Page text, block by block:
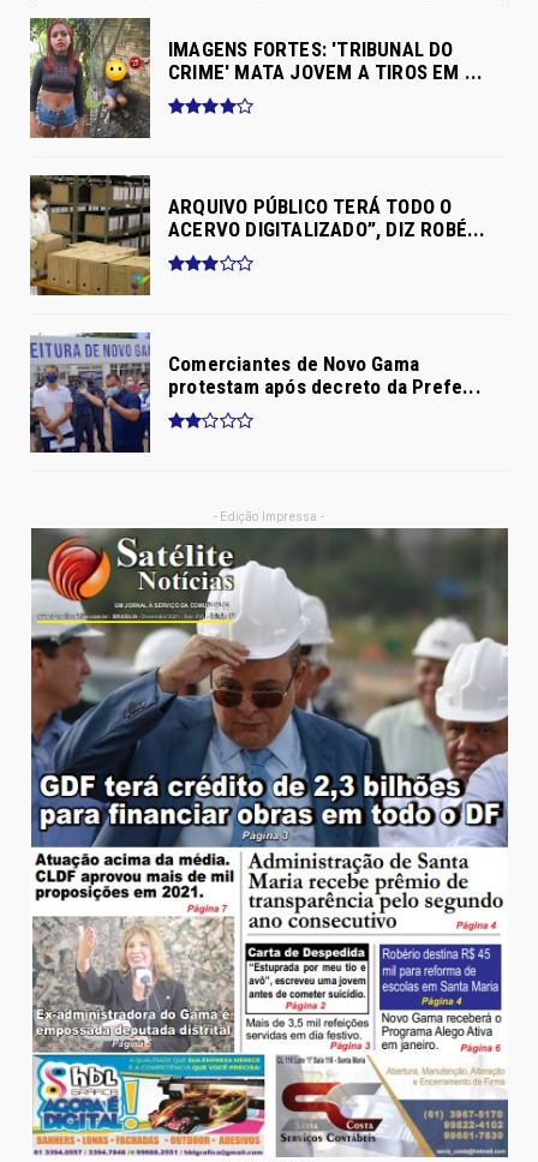
IMAGENS FORTES: 'TRIBUNAL DO
CRIME' MATA JOVEM A TIROS EM ...
ARQUIVO PÚBLICO TERÁ TODO O
ACERVO DIGITALIZADO”, DIZ ROBÉ...
Comerciantes de Novo Gama
protestam após decreto da Prefe...
- Edição Impressa -